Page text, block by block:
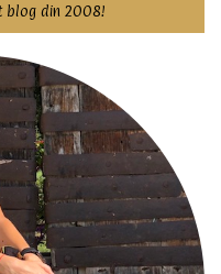
blog din 2008!